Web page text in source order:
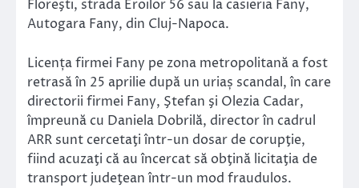
Floreşti, strada Eroilor 56 sau la casieria Fany,
Autogara Fany, din Cluj-Napoca.
Licența firmei Fany pe zona metropolitană a fost
retrasă în 25 aprilie după un uriaș scandal, în care
directorii firmei Fany, Ştefan şi Olezia Cadar,
împreună cu Daniela Dobrilă, director în cadrul
ARR sunt cercetaţi într-un dosar de corupţie,
fiind acuzaţi că au încercat să obţină licitaţia de
transport judeţean într-un mod fraudulos.